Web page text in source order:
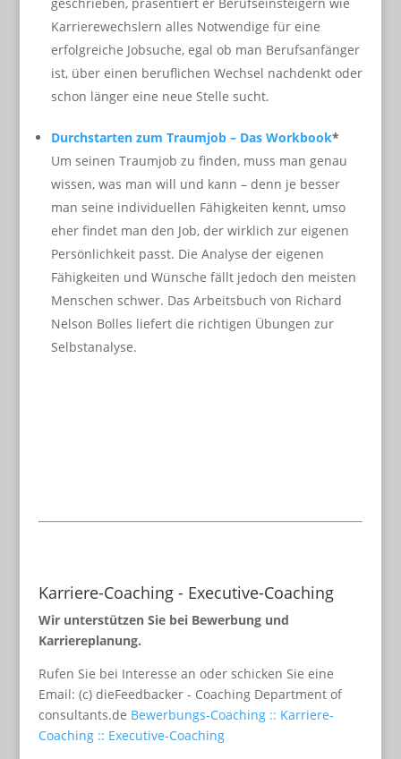
Karrierewechslern alles Notwendige für eine
erfolgreiche Jobsuche, egal ob man Berufsanfänger
ist, über einen beruflichen Wechsel nachdenkt oder
schon länger eine neue Stelle sucht.
Durchstarten zum Traumjob – Das Workbook*
Um seinen Traumjob zu finden, muss man genau
wissen, was man will und kann – denn je besser
man seine individuellen Fähigkeiten kennt, umso
eher findet man den Job, der wirklich zur eigenen
Persönlichkeit passt. Die Analyse der eigenen
Fähigkeiten und Wünsche fällt jedoch den meisten
Menschen schwer. Das Arbeitsbuch von Richard
Nelson Bolles liefert die richtigen Übungen zur
Selbstanalyse.
Karriere-Coaching - Executive-Coaching
Wir unterstützen Sie bei Bewerbung und
Karriereplanung.
Rufen Sie bei Interesse an oder schicken Sie eine
Email: (c) dieFeedbacker - Coaching Department of
consultants.de Bewerbungs-Coaching :: Karriere-
Coaching :: Executive-Coaching